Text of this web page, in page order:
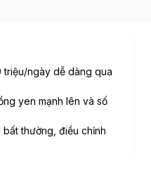
triệu/ngày dễ dàng qua
yen mạnh lên và số
thường, điều chỉnh